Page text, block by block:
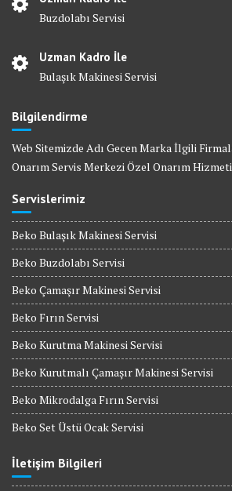
Buzdolabı Servisi
Uzman Kadro İle
Bulaşık Makinesi Servisi
Bilgilendirme
Web Sitemizde Adı Gecen Marka İlgili
Onarım Servis Merkezi Özel Onarım
Servislerimiz
Beko Bulaşık Makinesi Servisi
Beko Buzdolabı Servisi
Beko Çamaşır Makinesi Servisi
Beko Fırın Servisi
Beko Kurutma Makinesi Servisi
Beko Kurutmalı Çamaşır Makinesi Servisi
Beko Mikrodalga Fırın Servisi
Beko Set Üstü Ocak Servisi
İletişim Bilgileri